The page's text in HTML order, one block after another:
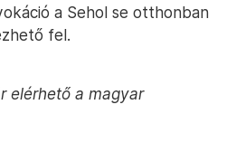
a Sehol se otthonban
fel.
elérhető a magyar